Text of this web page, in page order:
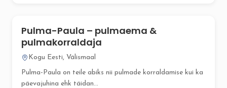
Pulma-Paula – pulmaema &
pulmakorraldaja
Kogu Eesti, Välismaal
Pulma-Paula on teile abiks nii pulmade korraldamise kui ka
päevajuhina ehk täidan...